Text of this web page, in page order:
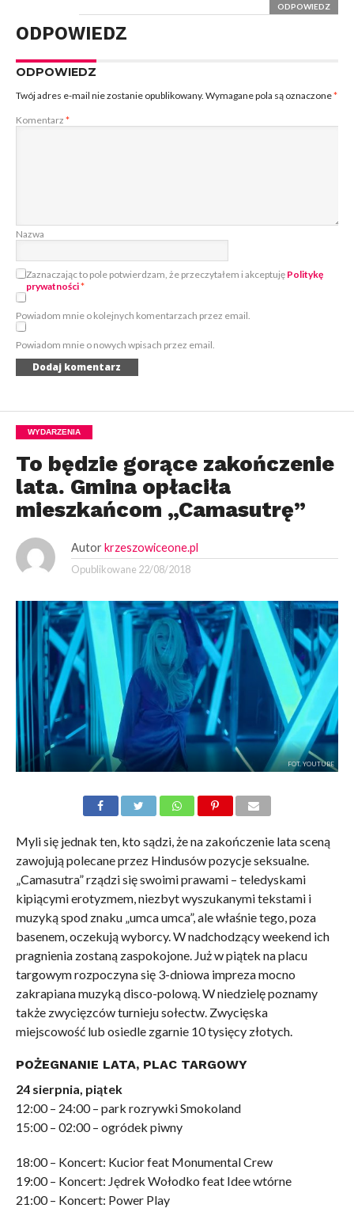
ODPOWIEDZ
ODPOWIEDZ
ODPOWIEDZ
Twój adres e-mail nie zostanie opublikowany. Wymagane pola są oznaczone*
Komentarz *
Nazwa
Zaznaczając to pole potwierdzam, że przeczytałem i akceptuję Politykę
prywatności*
Powiadom mnie o kolejnych komentarzach przez email.
Powiadom mnie o nowych wpisach przez email.
WYDARZENIA
To będzie gorące zakończenie
lata. Gmina opłaciła
mieszkańcom „Camasutrę”
Autor krzeszowiceone.pl
Opublikowane 22/08/2018
FOT. YOUTUBE
Myli się jednak ten, kto sądzi, że na zakończenie lata sceną
zawojują polecane przez Hindusów pozycje seksualne.
„Camasutra” rządzi się swoimi prawami – teledyskami
kipiącymi erotyzmem, niezbyt wyszukanymi tekstami i
muzyką spod znaku „umca umca”, ale właśnie tego, poza
basenem, oczekują wyborcy. W nadchodzący weekend ich
pragnienia zostaną zaspokojone. Już w piątek na placu
targowym rozpoczyna się 3-dniowa impreza mocno
zakrapiana muzyką disco-polową. W niedzielę poznamy
także zwycięzców turnieju sołectw. Zwycięska
miejscowość lub osiedle zgarnie 10 tysięcy złotych.
POŻEGNANIE LATA, PLAC TARGOWY
24 sierpnia, piątek
12:00 – 24:00 – park rozrywki Smokoland
15:00 – 02:00 – ogródek piwny
18:00 – Koncert: Kucior feat Monumental Crew
19:00 – Koncert: Jędrek Wołodko feat Idee wtórne
21:00 – Koncert: Power Play